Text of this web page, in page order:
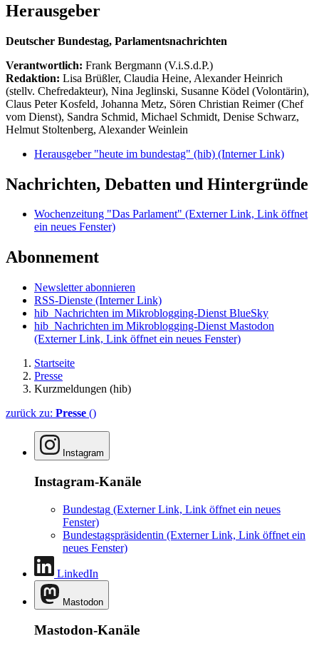
Herausgeber
Deutscher Bundestag, Parlamentsnachrichten
Verantwortlich: Frank Bergmann (V.i.S.d.P.)
Redaktion: Lisa Brüßler, Claudia Heine, Alexander Heinrich
(stellv. Chefredakteur), Nina Jeglinski, Susanne Ködel (Volontärin),
Claus Peter Kosfeld, Johanna Metz, Sören Christian Reimer (Chef
vom Dienst), Sandra Schmid, Michael Schmidt, Denise Schwarz,
Helmut Stoltenberg, Alexander Weinlein
Herausgeber "heute im bundestag" (hib) (Interner Link)
Nachrichten, Debatten und Hintergründe
Wochenzeitung "Das Parlament" (Externer Link, Link öffnet
ein neues Fenster)
Abonnement
Newsletter abonnieren
RSS-Dienste (Interner Link)
hib_Nachrichten im Mikroblogging-Dienst BlueSky
hib_Nachrichten im Mikroblogging-Dienst Mastodon
(Externer Link, Link öffnet ein neues Fenster)
Startseite
Presse
Kurzmeldungen (hib)
zurück zu: Presse ()
Instagram
Instagram-Kanäle
Bundestag (Externer Link, Link öffnet ein neues
Fenster)
Bundestagspräsidentin (Externer Link, Link öffnet ein
neues Fenster)
LinkedIn
Mastodon
Mastodon-Kanäle